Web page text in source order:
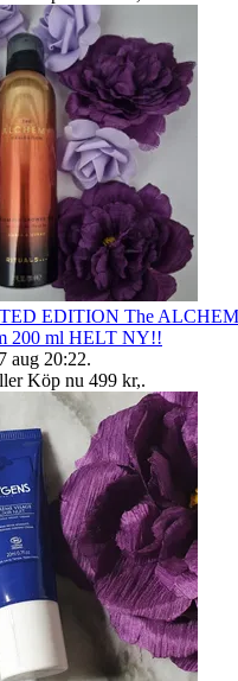
EDITION The
200 ml HELT NY!!
7 aug 20:22.
Köp nu 499 kr,.